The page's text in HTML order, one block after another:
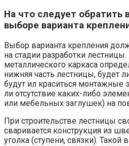
На что следует обратить
выборе варианта
Выбор варианта крепления
на стадии разработки
металлического каркаса
нижняя часть лестницы, будет
будут ил краситься
ли отсутствие каких-либо
или мебельных заглушек) на
При строительстве лестницы
сваривается конструкция из
уголка (ступени, связки). Такой